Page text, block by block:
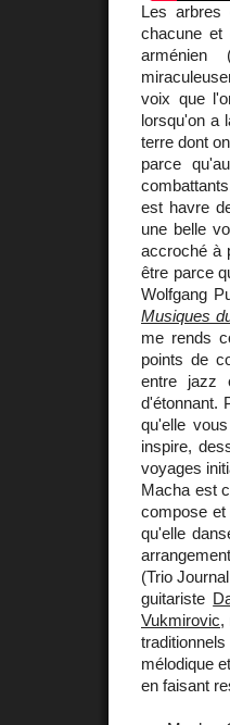
Les arbres
chacune et
arménien
voix que
lorsqu'on a
terre dont
parce
est havre
une belle
accroché à
être parce
Wolfgang
Musiques
me rends
points de
entre jazz
d'étonnant.
qu'elle
inspire,
voyages
Macha est
compose et
qu'elle
(Trio
guitariste
Vukmirovic,
mélodique
en faisant